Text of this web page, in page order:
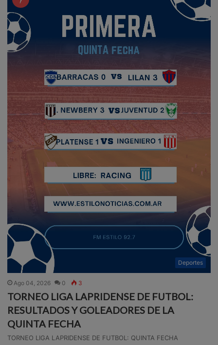
Deportes
Ago 04, 2026 0 3
TORNEO LIGA LAPRIDENSE DE FUTBOL:
RESULTADOS Y GOLEADORES DE LA
QUINTA FECHA
TORNEO LIGA LAPRIDENSE DE FUTBOL: QUINTA FECHA